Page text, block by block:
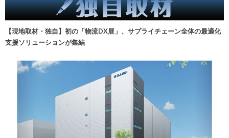
【現地取材・独自】初の「物流DX展」、サプライチェーン全体の最適化
支援ソリューションが集結